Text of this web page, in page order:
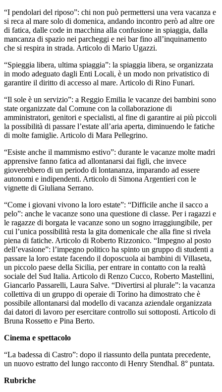
“I pendolari del riposo”: chi non può permettersi una vera vacanza e
si reca al mare solo di domenica, andando incontro però ad altre ore
di fatica, dalle code in macchina alla confusione in spiaggia, dalla
mancanza di spazio nei parcheggi e nei bar fino all’inquinamento
che si respira in strada. Articolo di Mario Ugazzi.
“Spieggia libera, ultima spiaggia”: la spiaggia libera, se organizzata
in modo adeguato dagli Enti Locali, è un modo non privatistico di
garantire il diritto di accesso al mare. Articolo di Rino Funari.
“Il sole è un servizio”: a Reggio Emilia le vacanze dei bambini sono
state organizzate dal Comune con la collaborazione di
amministratori, genitori e specialisti, al fine di garantire ai più piccoli
la possibilità di passare l’estate all’aria aperta, diminuendo le fatiche
di molte famiglie. Articolo di Mara Pellegrino.
“Esiste anche il mammismo estivo”: durante le vacanze molte madri
apprensive fanno fatica ad allontanarsi dai figli, che invece
gioverebbero di un periodo di lontananza, imparando ad essere
autonomi e indipendenti. Articolo di Simona Argentieri con le
vignette di Giuliana Serrano.
“Come i giovani vivono la loro estate”: “Difficile anche il sacco a
pelo”: anche le vacanze sono una questione di classe. Per i ragazzi e
le ragazze di borgata le vacanze sono un sogno irraggiungibile, per
cui l’unica possibilità resta la gita domenicale che alla fine si rivela
piena di fatiche. Articolo di Roberto Rizzonico. “Impegno al posto
dell’evasione”: l’impegno politico ha spinto un gruppo di studenti a
passare la loro estate facendo il doposcuola ai bambini di Villaseta,
un piccolo paese della Sicilia, per entrare in contatto con la realtà
sociale del Sud Italia. Articolo di Renzo Cucco, Roberto Mastellini,
Giancarlo Passarelli, Laura Salve. “Divertirsi al plurale”: la vacanza
collettiva di un gruppo di operaie di Torino ha dimostrato che è
possibile allontanarsi dal modello di vacanza aziendale organizzata
dai datori di lavoro per esercitare controllo sui sottoposti. Articolo di
Bruna Rossetto e Pina Berto.
Cinema e spettacolo
“La badessa di Castro”: dopo il riassunto della puntata precedente,
un nuovo estratto del lungo racconto di Henry Stendhal. 8° puntata.
Rubriche